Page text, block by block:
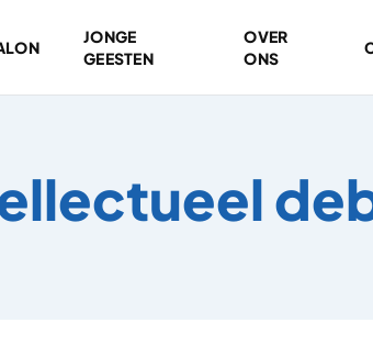
JONGE
GEESTEN
OVER
ONS